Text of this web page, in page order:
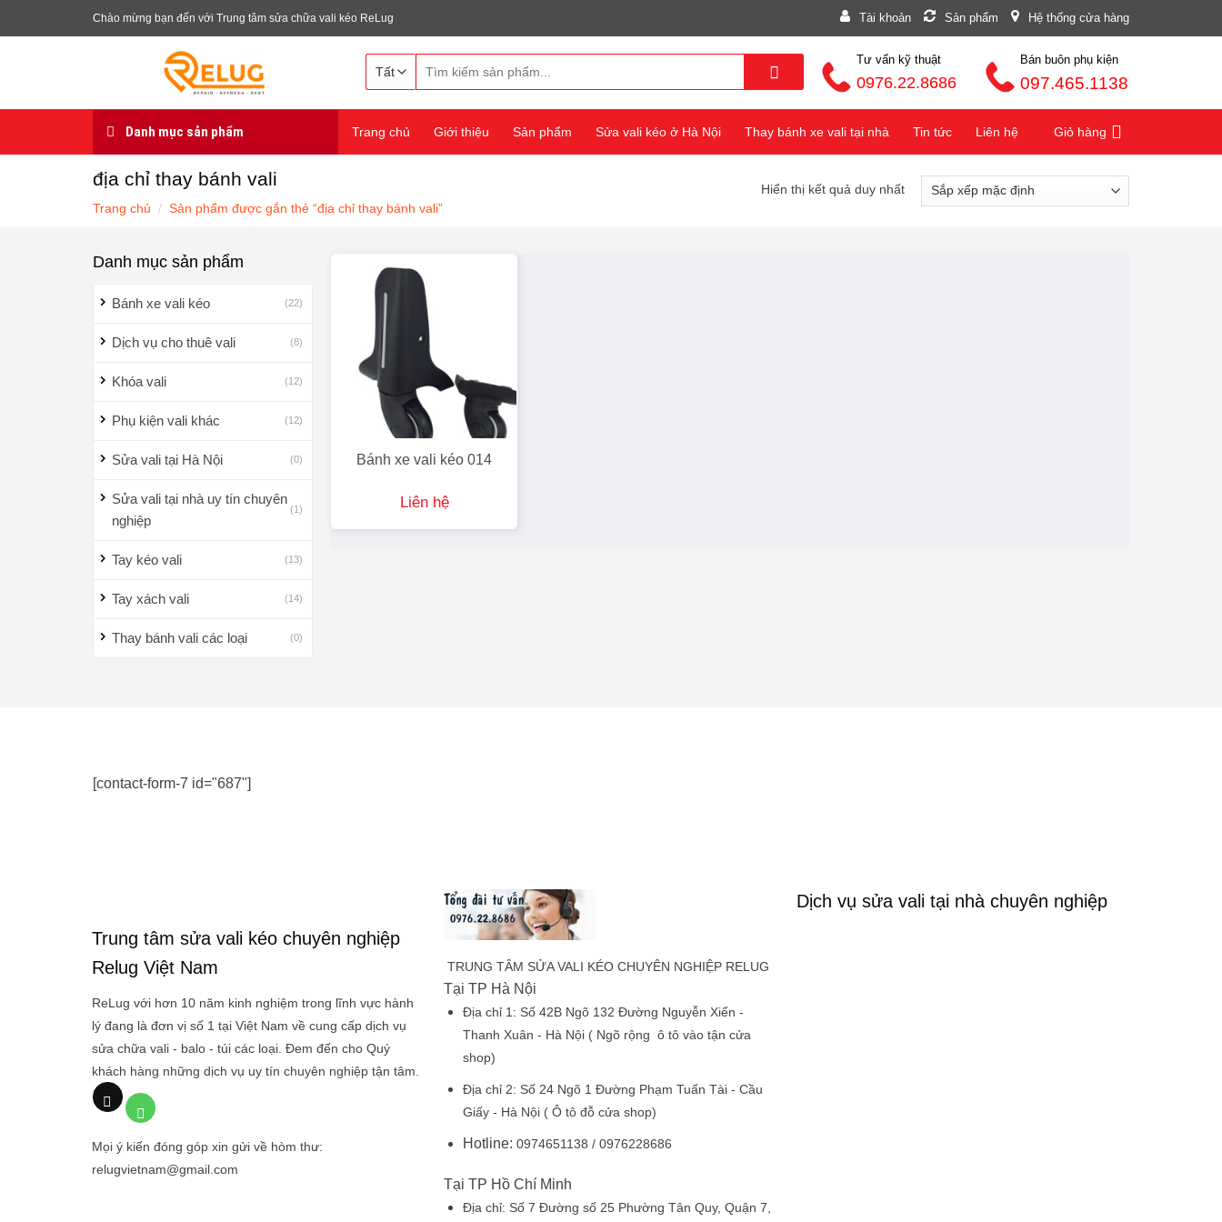
đến
Chào mừng bạn đến với Trung tâm sửa chữa vali kéo ReLug Tài khoản Sản phẩm Hệ thống cửa hàng
Tư vấn kỹ thuật
0976.22.8686
Bán buôn phụ kiện
097.465.1138
Danh mục sản phẩm Trang chủ Giới thiệu Sản phẩm Sửa vali kéo ở Hà Nội Thay bánh xe vali tại nhà Tin tức Liên hệ Giỏ hàng
địa chỉ thay bánh vali
Trang chủ / Sản phẩm được gắn thẻ “địa chỉ thay bánh vali”
Hiển thị kết quả duy nhất
Danh mục sản phẩm
Bánh xe vali kéo (22)
Dịch vụ cho thuê vali (8)
Khóa vali (12)
Phụ kiện vali khác (12)
Sửa vali tại Hà Nội (0)
Sửa vali tại nhà uy tín chuyên
nghiệp
(1)
Tay kéo vali (13)
Tay xách vali (14)
Thay bánh vali các loại (0)
Bánh xe vali kéo 014
Liên hệ
[contact-form-7 id="687"]
Trung tâm sửa vali kéo chuyên nghiệp
Relug Việt Nam
ReLug với hơn 10 năm kinh nghiệm trong lĩnh vực hành
lý đang là đơn vị số 1 tại Việt Nam về cung cấp dịch vụ
sửa chữa vali - balo - túi các loại. Đem đến cho Quý
khách hàng những dịch vụ uy tín chuyên nghiệp tận tâm.
Mọi ý kiến đóng góp xin gửi về hòm thư:
relugvietnam@gmail.com
TRUNG TÂM SỬA VALI KÉO CHUYÊN NGHIỆP RELUG
Tại TP Hà Nội
Địa chỉ 1: Số 42B Ngõ 132 Đường Nguyễn Xiển -
Thanh Xuân - Hà Nội ( Ngõ rộng ô tô vào tận cửa
shop)
Địa chỉ 2: Số 24 Ngõ 1 Đường Phạm Tuấn Tài - Cầu
Giấy - Hà Nội( Ô tô đỗ cửa shop)
Hotline: 0974651138 / 0976228686
Tại TP Hồ Chí Minh
Địa chỉ: Số 7 Đường số 25 Phường Tân Quy, Quận 7,
Dịch vụ sửa vali tại nhà chuyên nghiệp